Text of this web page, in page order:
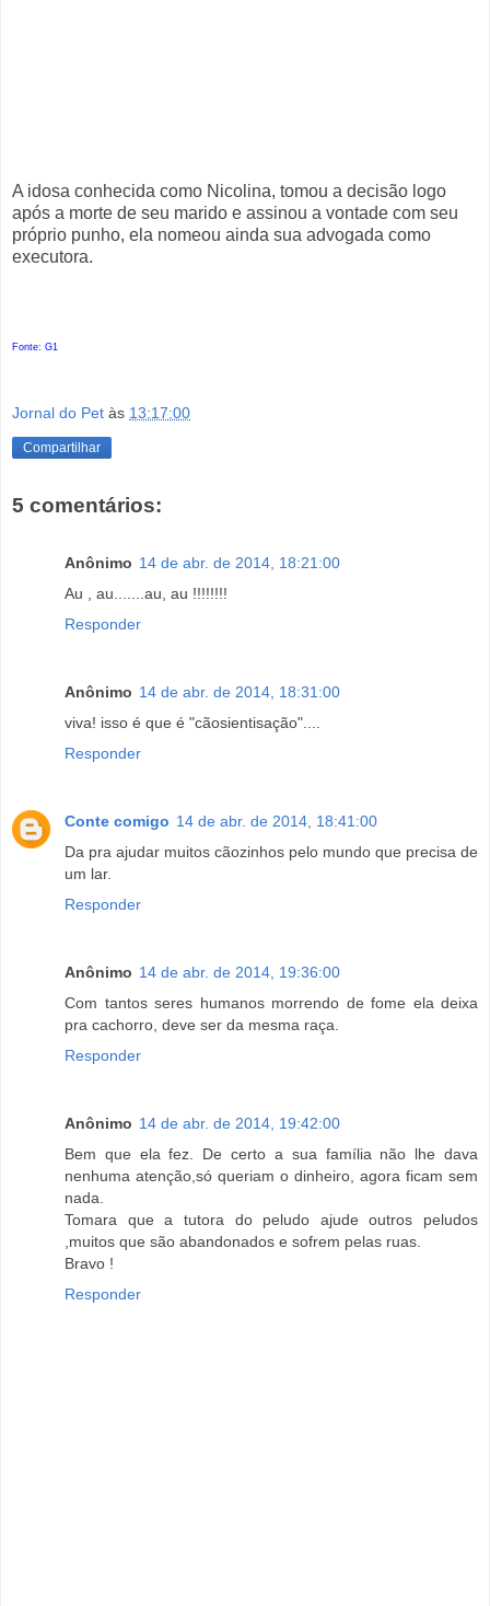
A idosa conhecida como Nicolina, tomou a decisão logo
após a morte de seu marido e assinou a vontade com seu
próprio punho, ela nomeou ainda sua advogada como
executora.
Fonte: G1
Jornal do Pet às 13:17:00
Compartilhar
5 comentários:
Anônimo 14 de abr. de 2014, 18:21:00
Au , au.......au, au !!!!!!!!
Responder
Anônimo 14 de abr. de 2014, 18:31:00
viva! isso é que é "cãosientisação"....
Responder
Conte comigo 14 de abr. de 2014, 18:41:00
Da pra ajudar muitos cãozinhos pelo mundo que precisa de
um lar.
Responder
Anônimo 14 de abr. de 2014, 19:36:00
Com tantos seres humanos morrendo de fome ela deixa
pra cachorro, deve ser da mesma raça.
Responder
Anônimo 14 de abr. de 2014, 19:42:00
Bem que ela fez. De certo a sua família não lhe dava
nenhuma atenção,só queriam o dinheiro, agora ficam sem
nada.
Tomara que a tutora do peludo ajude outros peludos
,muitos que são abandonados e sofrem pelas ruas.
Bravo !
Responder